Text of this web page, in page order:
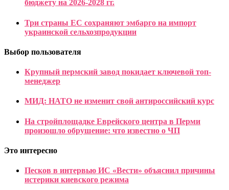
бюджету на 2026-2028 гг.
Три страны ЕС сохраняют эмбарго на импорт
украинской сельхозпродукции
Выбор пользователя
Крупный пермский завод покидает ключевой топ-
менеджер
МИД: НАТО не изменит свой антироссийский курс
На стройплощадке Еврейского центра в Перми
произошло обрушение: что известно о ЧП
Это интересно
Песков в интервью ИС «Вести» объяснил причины
истерики киевского режима